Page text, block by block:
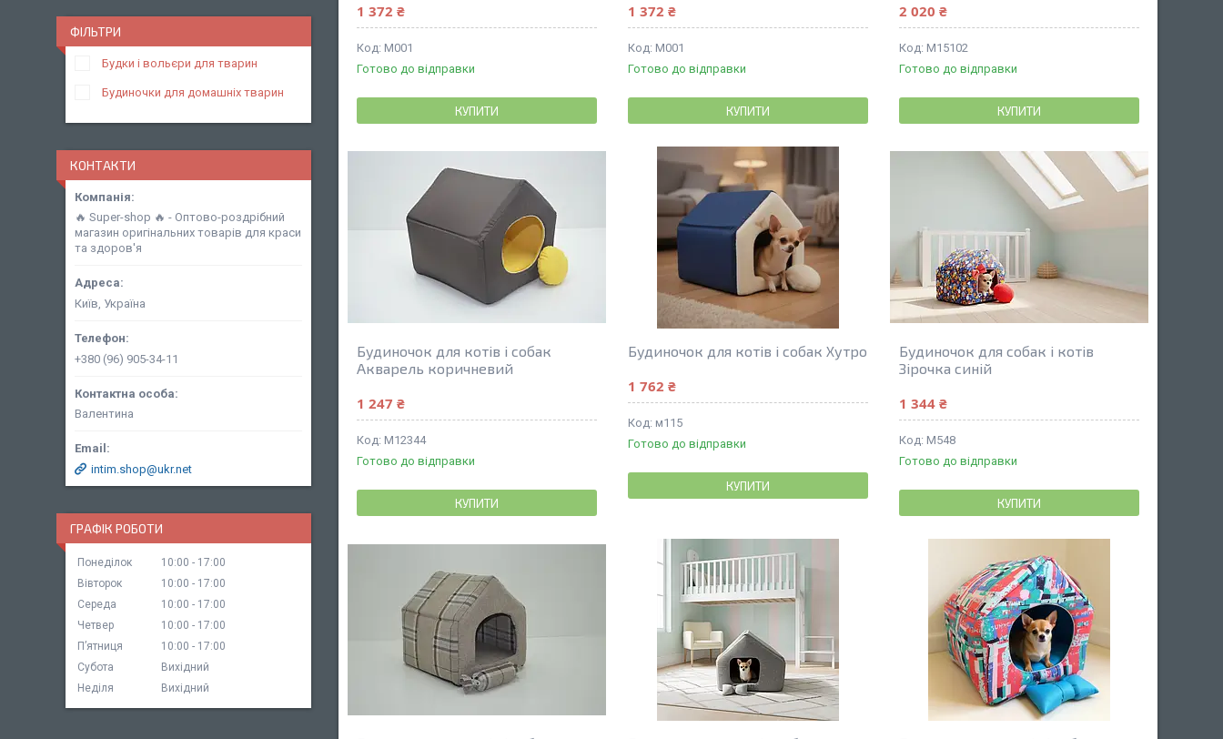
1 372 ₴
М001
Готово до відправки
КУПИТИ
1 372 ₴
М001
Готово до відправки
КУПИТИ
2 020 ₴
М15102
Готово до відправки
КУПИТИ
Будиночок для котів і собак
Акварель коричневий
1 247 ₴
М12344
Готово до відправки
КУПИТИ
Будиночок для котів і собак Хутро
1 762 ₴
м115
Готово до відправки
КУПИТИ
Будиночок для собак і котів
Зірочка синій
1 344 ₴
М548
Готово до відправки
КУПИТИ
ФІЛЬТРИ
Будки і вольєри для тварин
Будиночки для домашніх тварин
КОНТАКТИ
🔥 Super-shop 🔥 - Оптово-роздрібний
магазин оригінальних товарів для краси
та здоров'я
Київ, Україна
+380 (96) 905-34-11
Валентина
intim.shop@ukr.net
ГРАФІК РОБОТИ
Понеділок 10:00
17:00
Вівторок
10:00
17:00
Середа
10:00
17:00
Четвер
10:00
17:00
Пʼятниця
10:00
17:00
Субота
Вихідний
Неділя
Вихідний